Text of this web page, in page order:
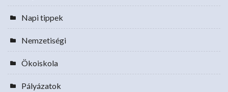
Napi tippek
Nemzetiségi
Ökoiskola
Pályázatok